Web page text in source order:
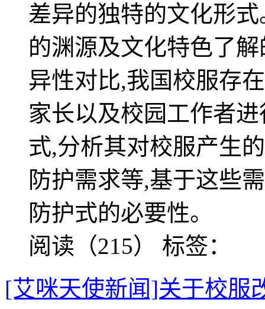
差异的独特的文化形
的渊源及文化特色了
异性对比,我国校服存
家长以及校园工作者
式,分析其对校服产生
防护需求等,基于这些
防护式的必要性。
阅读（215） 标签：
[艾咪天使新闻]关于校服